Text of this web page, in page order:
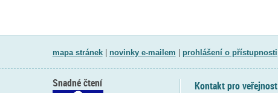
mapa stránek| novinky e-mailem prohlášení o přístupnosti
Kontakt pro veřejnost
Snadné čtení